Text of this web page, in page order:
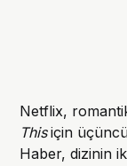
Netflix,
This için
Haber, dizinin